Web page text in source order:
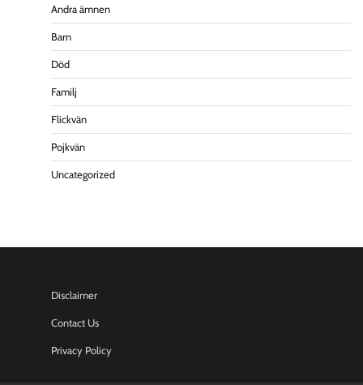
Andra ämnen
Barn
Död
Familj
Flickvän
Pojkvän
Uncategorized
Disclaimer
Contact Us
Privacy Policy